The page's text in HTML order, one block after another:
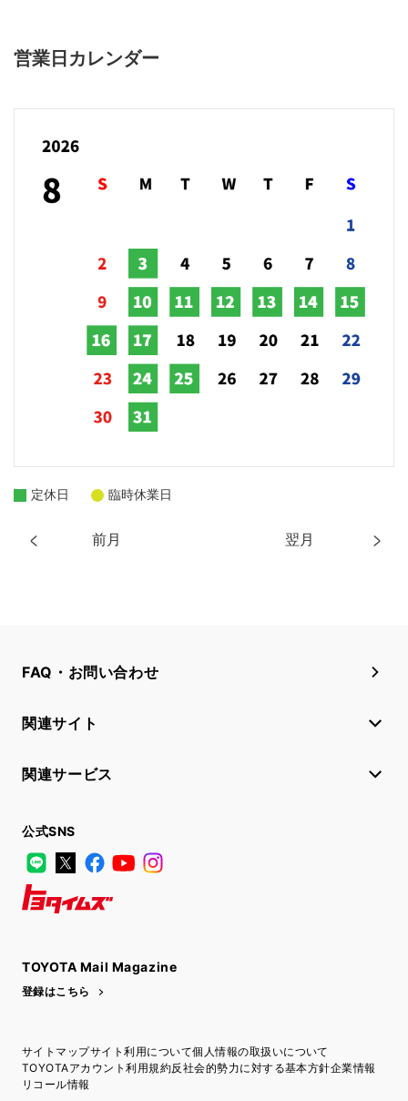
営業日カレンダー
前月 翌月
定休日 臨時休業日
FAQ・お問い合わせ
関連サイト
関連サービス
公式SNS
LINE
X FacebookYouTube
TOYOTA Mail Magazine
登録はこちら
サイトマップサイト利用について個人情報の取扱いについて
TOYOTAアカウント利用規約反社会的勢力に対する基本方針企業情報
リコール情報